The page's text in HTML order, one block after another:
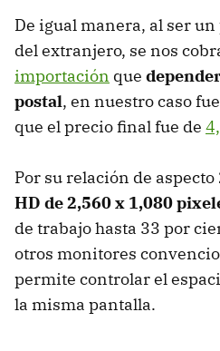
De igual manera, al ser
del extranjero, se nos
importación que
postal, en nuestro caso
que el precio final fue de
Por su relación de aspecto
HD de 2,560 x 1,080
de trabajo hasta 33 por
otros monitores
permite controlar el
la misma pantalla.